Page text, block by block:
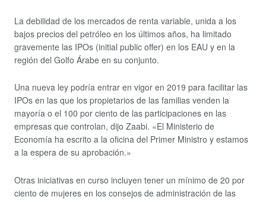
La debilidad de los mercados de renta variable, unida a los
bajos precios del petróleo en los últimos años, ha limitado
gravemente las IPOs (initial public offer) en los EAU y en la
región del Golfo Árabe en su conjunto.
Una nueva ley podría entrar en vigor en 2019 para facilitar las
IPOs en las que los propietarios de las familias venden la
mayoría o el 100 por ciento de las participaciones en las
empresas que controlan, dijo Zaabi. «El Ministerio de
Economía ha escrito a la oficina del Primer Ministro y estamos
a la espera de su aprobación.»
Otras iniciativas en curso incluyen tener un mínimo de 20 por
ciento de mujeres en los consejos de administración de las